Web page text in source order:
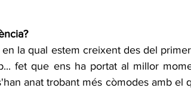
la qual estem creixent des del
fet que ens ha portat al millor
anat trobant més còmodes amb el